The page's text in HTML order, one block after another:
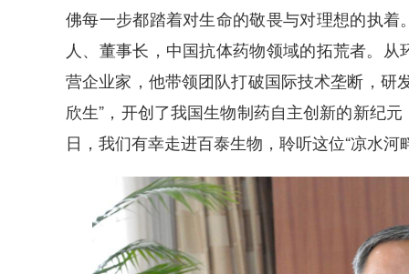
佛每一步都踏着对生命的敬畏与对理想的执
人、董事长，中国抗体药物领域的拓荒者。
营企业家，他带领团队打破国际技术垄断，研
欣生”，开创了我国生物制药自主创新的新纪
日，我们有幸走进百泰生物，聆听这位“凉水